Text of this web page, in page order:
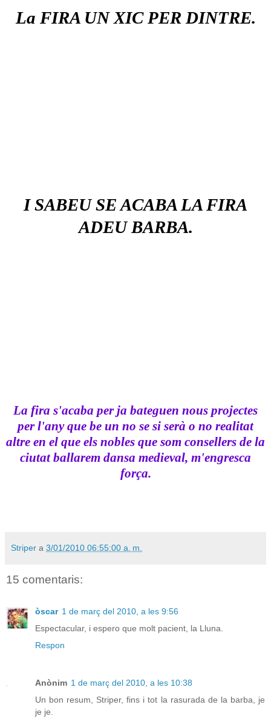
La FIRA UN XIC PER DINTRE.
I SABEU SE ACABA LA FIRA
ADEU BARBA.
La fira s'acaba per ja bateguen nous projectes
per l'any que be un no se si serà o no realitat
altre en el que els nobles que som consellers de la
ciutat ballarem dansa medieval, m'engresca
força.
Striper a 3/01/2010 06:55:00 a. m.
15 comentaris:
òscar 1 de març del 2010, a les 9:56
Espectacular, i espero que molt pacient, la Lluna.
Respon
Anònim 1 de març del 2010, a les 10:38
Un bon resum, Striper, fins i tot la rasurada de la barba, je
je je.